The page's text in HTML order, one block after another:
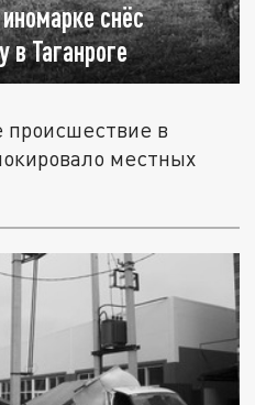
снёс
в Таганроге
в
местных